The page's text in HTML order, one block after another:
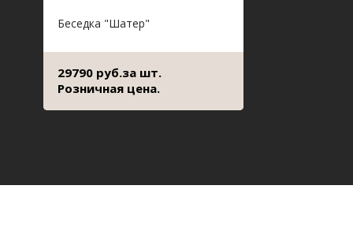
Беседка "Шатер"
29790 руб.за шт.
Розничная цена.